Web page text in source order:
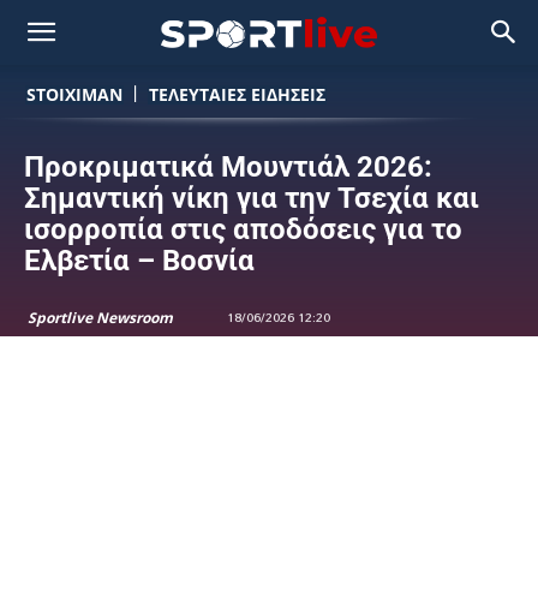
STOIXIMAN ΤΕΛΕΥΤΑΙΕΣ ΕΙΔΗΣΕΙΣ
Προκριματικά Μουντιάλ 2026:
Σημαντική νίκη για την Τσεχία και
ισορροπία στις αποδόσεις για το
Ελβετία – Βοσνία
Sportlive Newsroom 18/06/2026 12:20